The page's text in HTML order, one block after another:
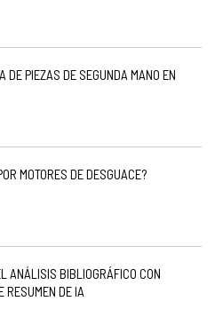
DE PIEZAS DE SEGUNDA MANO EN
MOTORES DE DESGUACE?
ANÁLISIS BIBLIOGRÁFICO CON
RESUMEN DE IA